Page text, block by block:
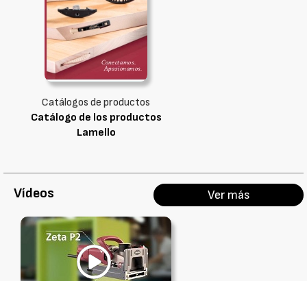
Catálogos de productos
Catálogo de los productos
Lamello
Vídeos Ver más